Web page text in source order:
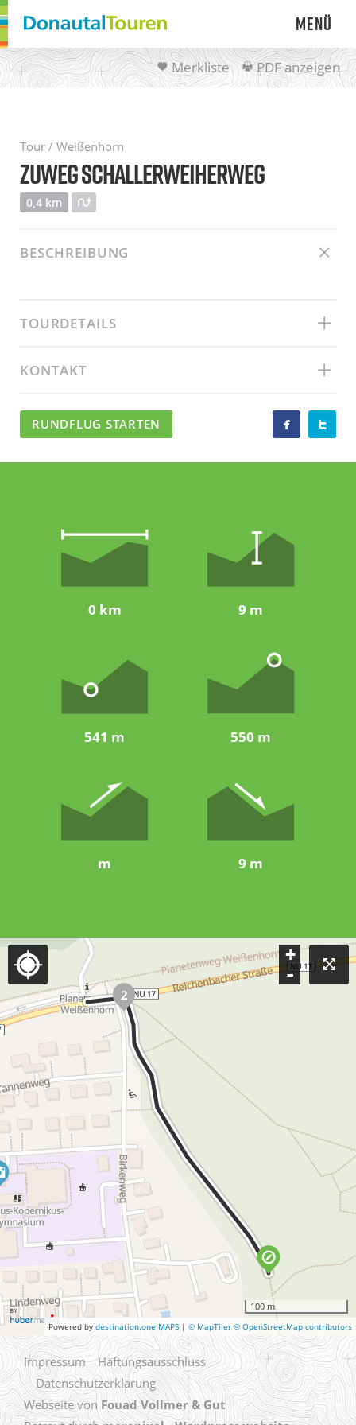
Menü
Merkliste PDF anzeigen
Tour / Weißenhorn
ZUWEG SCHALLERWEIHERWEG
0,4 km
BESCHREIBUNG
TOURDETAILS
KONTAKT
RUNDFLUG STARTEN  
0 km 9 m
541 m 550 m
m 9 m
2
+
-
100 m
Powered by destination.one MAPS | © MapTiler © OpenStreetMap contributors
Impressum
Haftungsausschluss
Datenschutzerklärung
Webseite von Fouad Vollmer & Gut